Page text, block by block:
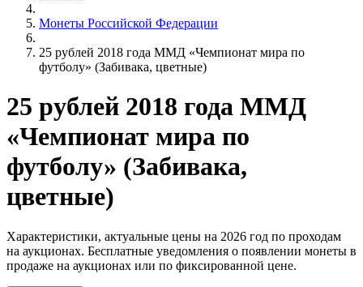
Монеты Российской Федерации
25 рублей 2018 года ММД «Чемпионат мира по
футболу» (Забивака, цветные)
25 рублей 2018 года ММД
«Чемпионат мира по
футболу» (Забивака,
цветные)
Характеристики, актуальные цены на 2026 год по проходам
на аукционах. Бесплатные уведомления о появлении монеты в
продаже на аукционах или по фиксированной цене.